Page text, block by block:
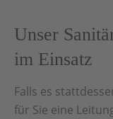
Unser
im Einsatz
Falls es
für Sie eine